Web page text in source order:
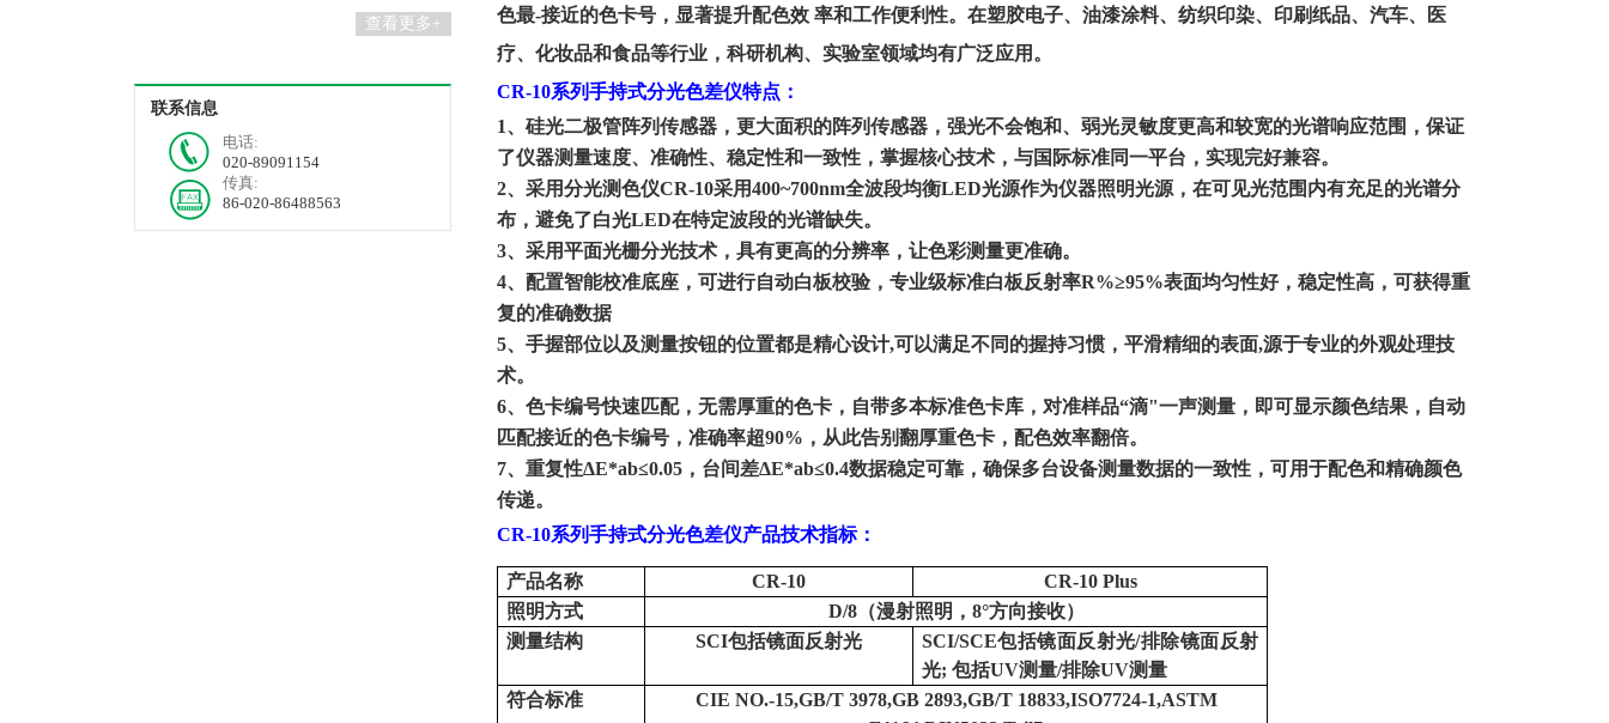
查看更多+
联系信息
电话:
020-89091154
传真:
86-020-86488563
色最-接近的色卡号，显著提升配色效 率和工作便利性。在塑胶电子、油漆涂料、纺织印染、印刷纸品、汽车、医
疗、化妆品和食品等行业，科研机构、实验室领域均有广泛应用。
CR-10系列手持式分光色差仪特点 ：
1、硅光二极管阵列传感器，更大面积的阵列传感器，强光不会饱和、弱光灵敏度更高和较宽的光谱响应范围，保证
了仪器测量速度、准确性、稳定性和一致性，掌握核心技术，与国际标准同一平台，实现完好兼容。
2、采用分光测色仪CR-10采用400~700nm全波段均衡LED光源作为仪器照明光源，在可见光范围内有充足的光谱分
布，避免了白光LED在特定波段的光谱缺失。
3、采用平面光栅分光技术，具有更高的分辨率，让色彩测量更准确。
4、配置智能校准底座，可进行自动白板校验，专业级标准白板反射率R%≥95%表面均匀性好，稳定性高，可获得重
复的准确数据
5、手握部位以及测量按钮的位置都是精心设计,可以满足不同的握持习惯，平滑精细的表面,源于专业的外观处理技
术。
6、色卡编号快速匹配，无需厚重的色卡，自带多本标准色卡库，对准样品“滴"一声测量，即可显示颜色结果，自动
匹配接近的色卡编号，准确率超90% ，从此告别翻厚重色卡，配色效率翻倍。
7、重复性ΔE*ab≤0.05 ，台间差ΔE*ab≤0.4数据稳定可靠，确保多台设备测量数据的一致性，可用于配色和精确颜色
传递。
CR-10系列手持式分光色差仪产品技术指标：
产品名称 CR-10
CR-10 Plus
照明方式
D/8（漫射照明，8°方向接收）
测量结构
SCI包括镜面反射光
SCI/SCE包括镜面反射光/排除镜面反射
光; 包括UV测量/排除UV测量
符合标准
CIE NO.-15,GB/T 3978,GB 2893,GB/T 18833,ISO7724-1,ASTM